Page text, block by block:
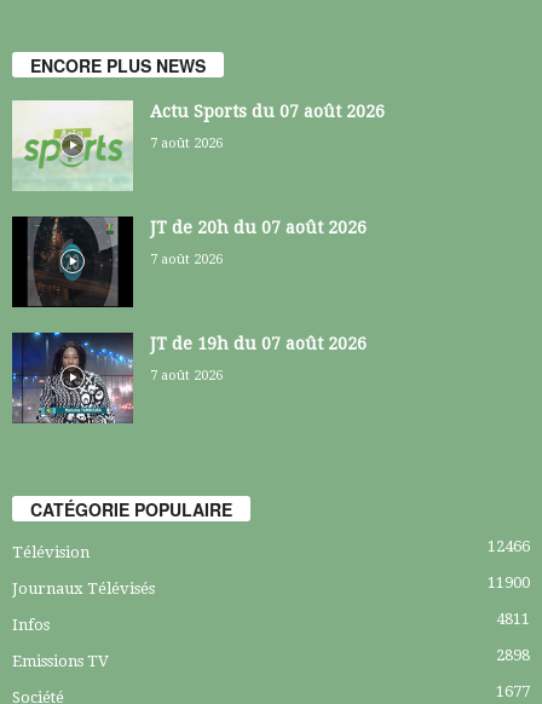
ENCORE PLUS NEWS
Actu Sports du 07 août 2026
7 août 2026
JT de 20h du 07 août 2026
7 août 2026
JT de 19h du 07 août 2026
7 août 2026
CATÉGORIE POPULAIRE
Télévision 12466
Journaux Télévisés 11900
Infos 4811
Emissions TV 2898
Société 1677